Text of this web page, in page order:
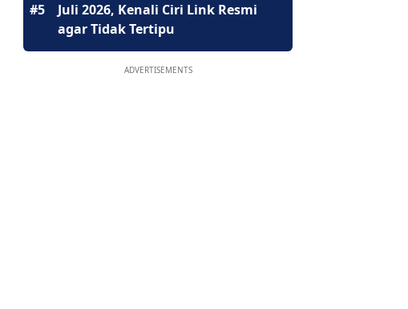
#5
Juli 2026, Kenali Ciri Link Resmi
agar Tidak Tertipu
ADVERTISEMENTS